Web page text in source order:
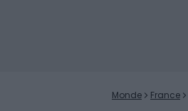
Monde France